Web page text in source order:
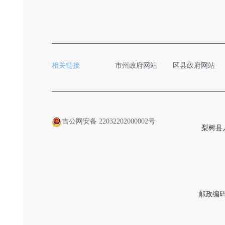
相关链接 市州政府网站 区县政府网站
吉公网安备 22032202000002号
梨树县
邮政编